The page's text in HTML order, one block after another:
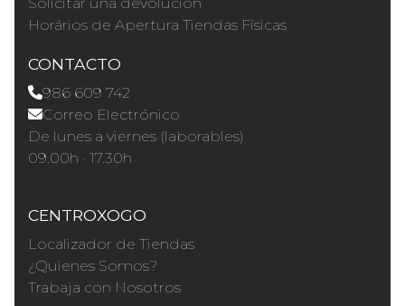
Horários de Apertura Tiendas Físicas
CONTACTO
986 609 742
Correo Electrónico
De lunes a viernes (laborables)
09.00h · 17.30h
CENTROXOGO
Localizador de Tiendas
¿Quienes Somos?
Trabaja con Nosotros